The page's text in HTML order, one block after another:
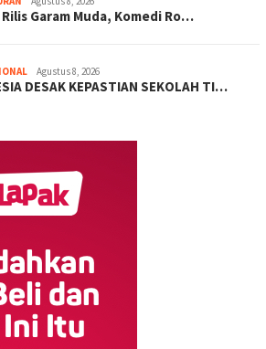
Garam Muda, Komedi Ro…
Agustus 8, 2026
DESAK KEPASTIAN SEKOLAH TI…